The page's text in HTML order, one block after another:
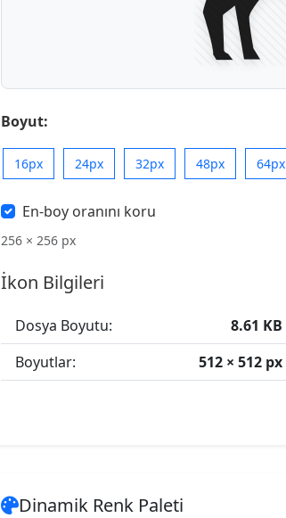
Boyut:
16px 24px 32px 48px 64px
En-boy oranını koru
256 × 256 px
İkon Bilgileri
Dosya Boyutu:
8.61 KB
Boyutlar:
512 × 512 px
Dinamik Renk Paleti